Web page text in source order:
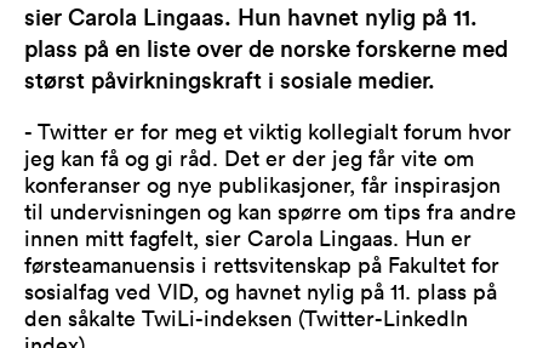
sier Carola Lingaas. Hun havnet nylig på 11.
plass på en liste over de norske forskerne med
størst påvirkningskraft i sosiale medier.
- Twitter er for meg et viktig kollegialt forum hvor
jeg kan få og gi råd. Det er der jeg får vite om
konferanser og nye publikasjoner, får inspirasjon
til undervisningen og kan spørre om tips fra andre
innen mitt fagfelt, sier Carola Lingaas. Hun er
førsteamanuensis i rettsvitenskap på Fakultet for
sosialfag ved VID, og havnet nylig på 11. plass på
den såkalte TwiLi-indeksen (Twitter-LinkedIn